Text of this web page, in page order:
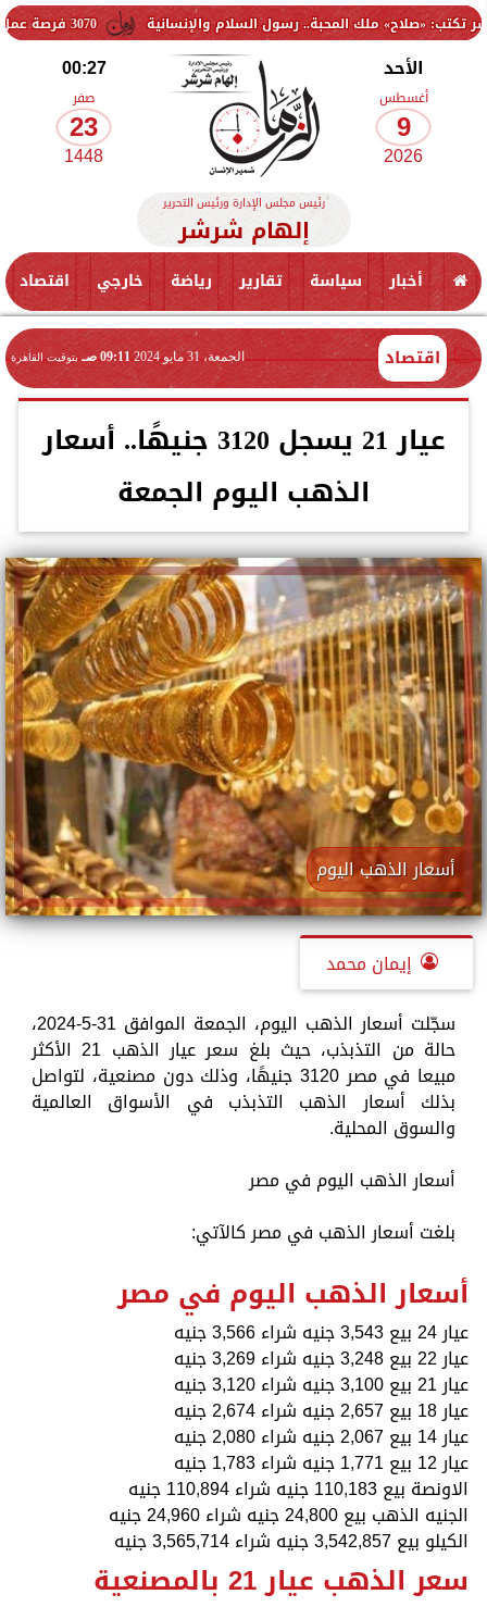
3070 فرصة عمل جديدة بالقطاع الخاص.. وظائف برواتب تصل إلى 9500 جنيه المحبة.. رسول السلام والإنسانية
الأحد
أغسطس
9
2026
00:27
صفر
23
1448
رئيس مجلس الإدارة ورئيس التحرير
إلهام شرشر
أخبار سياسة تقارير رياضة خارجي اقتصاد
اقتصاد الجمعة، 31 مايو 2024 09:11 صـ بتوقيت القاهرة
عيار 21 يسجل 3120 جنيهًا.. أسعار
الذهب اليوم الجمعة
أسعار الذهب اليوم
إيمان محمد
سجّلت أسعار الذهب اليوم، الجمعة الموافق 31-5-2024،
حالة من التذبذب، حيث بلغ سعر عيار الذهب 21 الأكثر
مبيعا في مصر 3120 جنيهًا، وذلك دون مصنعية، لتواصل
بذلك أسعار الذهب التذبذب في الأسواق العالمية
والسوق المحلية.
أسعار الذهب اليوم في مصر
بلغت أسعار الذهب في مصر كالآتي:
أسعار الذهب اليوم في مصر
عيار 24 بيع 3,543 جنيه شراء 3,566 جنيه
عيار 22 بيع 3,248 جنيه شراء 3,269 جنيه
عيار 21 بيع 3,100 جنيه شراء 3,120 جنيه
عيار 18 بيع 2,657 جنيه شراء 2,674 جنيه
عيار 14 بيع 2,067 جنيه شراء 2,080 جنيه
عيار 12 بيع 1,771 جنيه شراء 1,783 جنيه
الاونصة بيع 110,183 جنيه شراء 110,894 جنيه
الجنيه الذهب بيع 24,800 جنيه شراء 24,960 جنيه
الكيلو بيع 3,542,857 جنيه شراء 3,565,714 جنيه
سعر الذهب عيار 21 بالمصنعية